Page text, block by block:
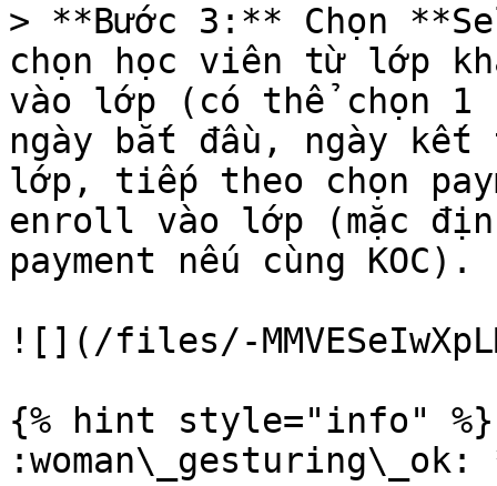
> **Bước 3:** Chọn
chọn học viên từ lớp
vào lớp (có thể chọn 1
ngày bắt đầu, ngày kết
lớp, tiếp theo chọn
enroll vào lớp (mặc
payment nếu cùng KOC).
![](/files/-
{% hint style="info" %}